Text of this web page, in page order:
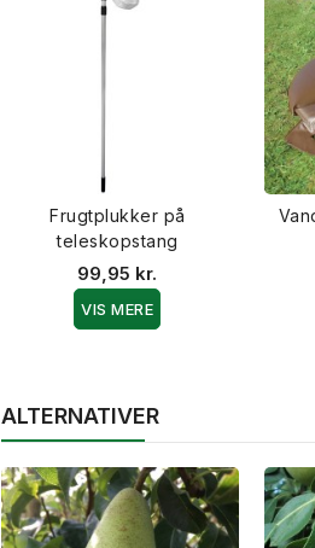
Frugtplukker på
teleskopstang
99,95 kr.
VIS MERE
ALTERNATIVER